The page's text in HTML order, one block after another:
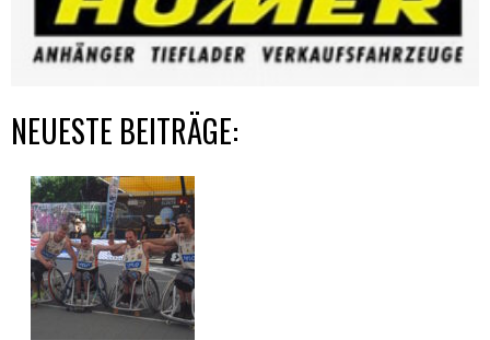
NEUESTE BEITRÄGE: